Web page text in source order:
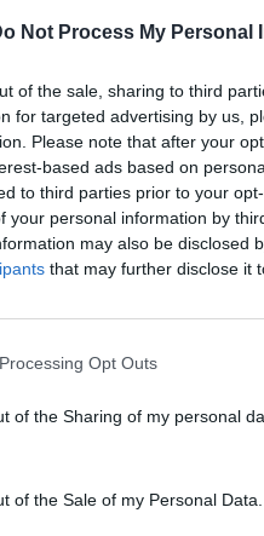
Not Process My Personal
of the sale, sharing to third
for targeted advertising by us,
Please note that after your
based ads based on
to third parties prior to your
your personal information by
may also be disclosed
that may further disclose it
Opt Outs
of the Sharing of my personal
of the Sale of my Personal Data.
Eladó adatai
Bemutatkozás: A
személyesen